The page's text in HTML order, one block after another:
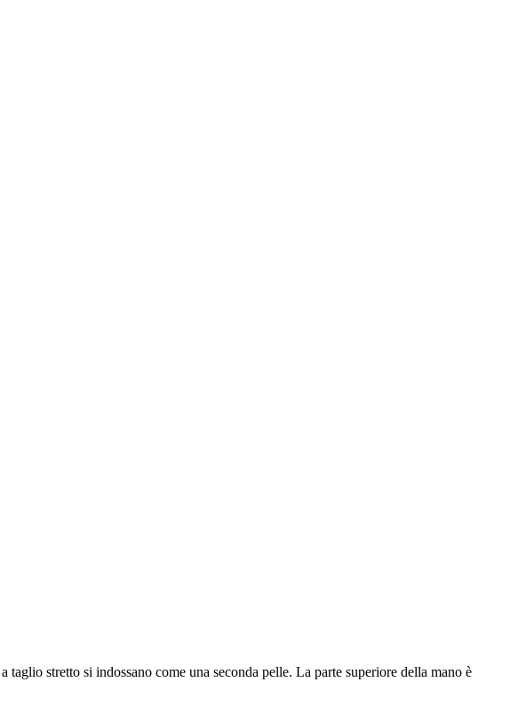
stretto si indossano come una seconda pelle. La parte superiore della mano è